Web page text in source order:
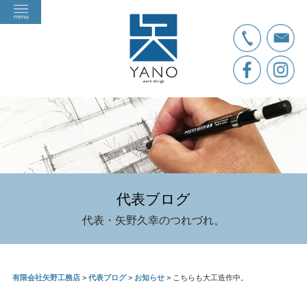
代表ブログ
代表・矢野久幸のつれづれ。
有限会社矢野工務店> 代表ブログ> お知らせ> こちらも大工造作中。